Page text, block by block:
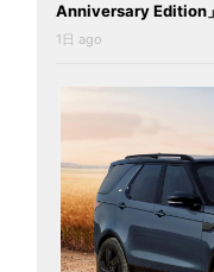
Anniversary Edition
1日 ago